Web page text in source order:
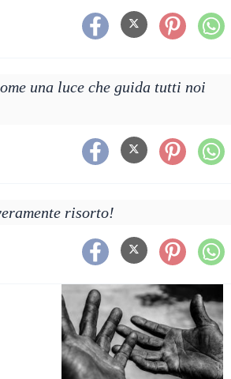
una luce che guida tutti noi
risorto!